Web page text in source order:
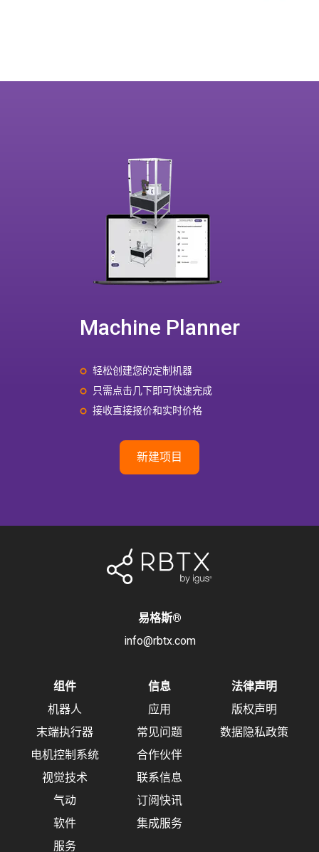
Machine Planner
轻松创建您的定制机器
只需点击几下即可快速完成
接收直接报价和实时价格
新建项目
易格斯®
info@rbtx.com
组件
机器人
末端执行器
电机控制系统
视觉技术
气动
软件
服务
信息
应用
常见问题
合作伙伴
联系信息
订阅快讯
集成服务
法律声明
版权声明
数据隐私政策